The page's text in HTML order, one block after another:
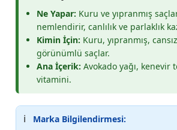
Ne Yapar: Kuru ve yıpranmış
nemlendirir, canlılık ve parlaklık
Kimin İçin: Kuru, yıpranmış,
görünümlü saçlar.
Ana İçerik: Avokado yağı, kenevir
vitamini.
ℹ️ Marka Bilgilendirmesi: